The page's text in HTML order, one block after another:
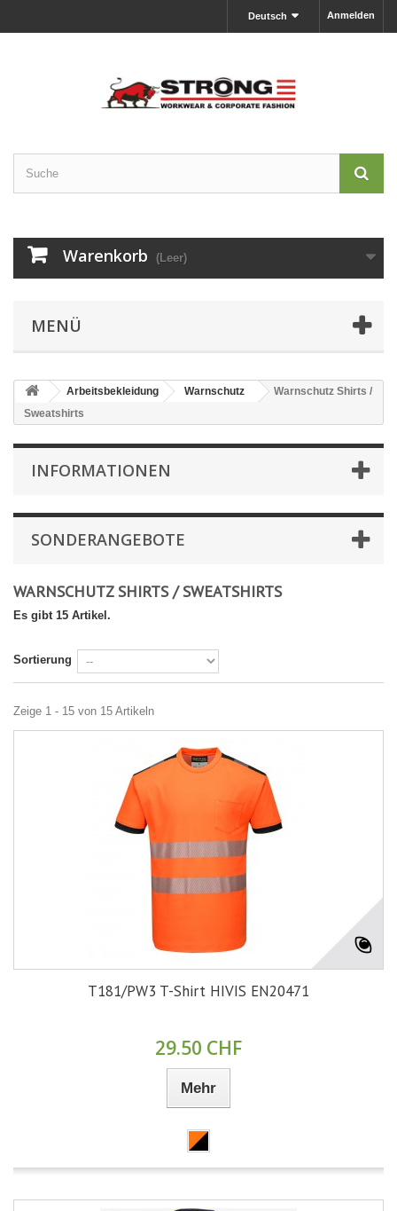
Anmelden
Deutsch
Warenkorb (Leer)
MENÜ
Arbeitsbekleidung Warnschutz
Warnschutz Shirts /
Sweatshirts
INFORMATIONEN
SONDERANGEBOTE
WARNSCHUTZ SHIRTS / SWEATSHIRTS
Es gibt 15 Artikel.
Sortierung
Zeige 1 - 15 von 15 Artikeln
T181/PW3 T-Shirt HIVIS EN20471
29.50 CHF
Mehr